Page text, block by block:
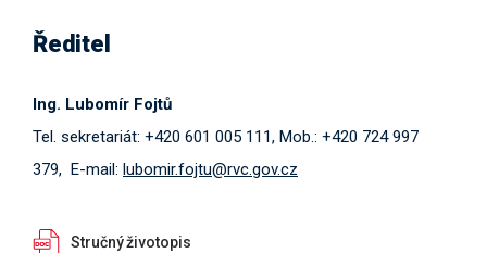
Ředitel
Ing. Lubomír Fojtů
Tel. sekretariát: +420 601 005 111, Mob.: +420 724 997
379, E-mail: lubomir.fojtu@rvc.gov.cz
Stručný životopis